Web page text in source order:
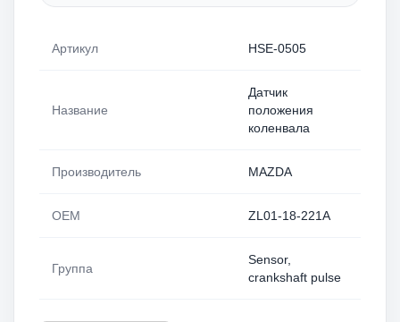
Артикул HSE-0505
Название
Датчик
положения
коленвала
Производитель MAZDA
OEM ZL01-18-221A
Группа
Sensor,
crankshaft pulse